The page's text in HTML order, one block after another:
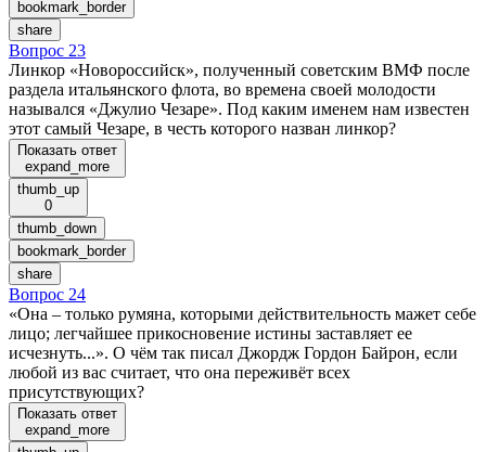
bookmark_border
share
Вопрос 23
Линкор «Новороссийск», полученный советским ВМФ после
раздела итальянского флота, во времена своей молодости
назывался «Джулио Чезаре». Под каким именем нам известен
этот самый Чезаре, в честь которого назван линкор?
Показать ответ
expand_more
thumb_up
0
thumb_down
bookmark_border
share
Вопрос 24
«Она – только румяна, которыми действительность мажет себе
лицо; легчайшее прикосновение истины заставляет ее
исчезнуть...». О чём так писал Джордж Гордон Байрон, если
любой из вас считает, что она переживёт всех
присутствующих?
Показать ответ
expand_more